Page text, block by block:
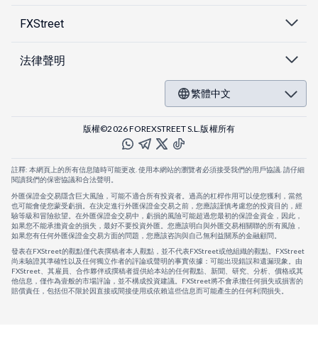
FXStreet
法律聲明
繁體中文
版權©2026 FOREXSTREET S.L.版權所有
註釋: 本網頁上的所有信息隨時可能更改. 使用本網站的瀏覽者必須接受我們的用戶協議. 請仔細
閱讀我們的保密協議和合法聲明。
外匯保證金交易隱含巨大風險，可能不適合所有投資者。過高的杠桿作用可以使您獲利，當然
也可能會使您蒙受虧損。在決定進行外匯保證金交易之前，您應該謹慎考慮您的投資目的，經
驗等級和冒險欲望。在外匯保證金交易中，虧損的風險可能超過您最初的保證金資金，因此，
如果您不能承擔資金的損失，最好不要投資外匯。您應該明白與外匯交易相關聯的所有風險，
如果您有任何外匯保證金交易方面的問題，您應該咨詢與自己無利益關系的金融顧問。
發表在FXStreet的觀點僅代表撰稿者本人觀點，並不代表FXStreet或他組織的觀點。FXStreet
尚未驗證其準確性以及任何獨立作者的評論或聲明的事實依據：可能出現錯誤和遺漏現象。由
FXStreet、其雇員、合作夥伴或撰稿者提供給本站的任何觀點、新聞、研究、分析、價格或其
他信息，僅作為壹般的市場評論，並不構成投資建議。FXStreet將不會承擔任何損失或損害的
賠償責任，包括但不限於因直接或間接使用或依賴這些信息而可能產生的任何利潤損失。